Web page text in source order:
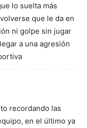
lo suelta más
que le da en
ni golpe sin jugar
a una agresión
recordando las
en el último ya